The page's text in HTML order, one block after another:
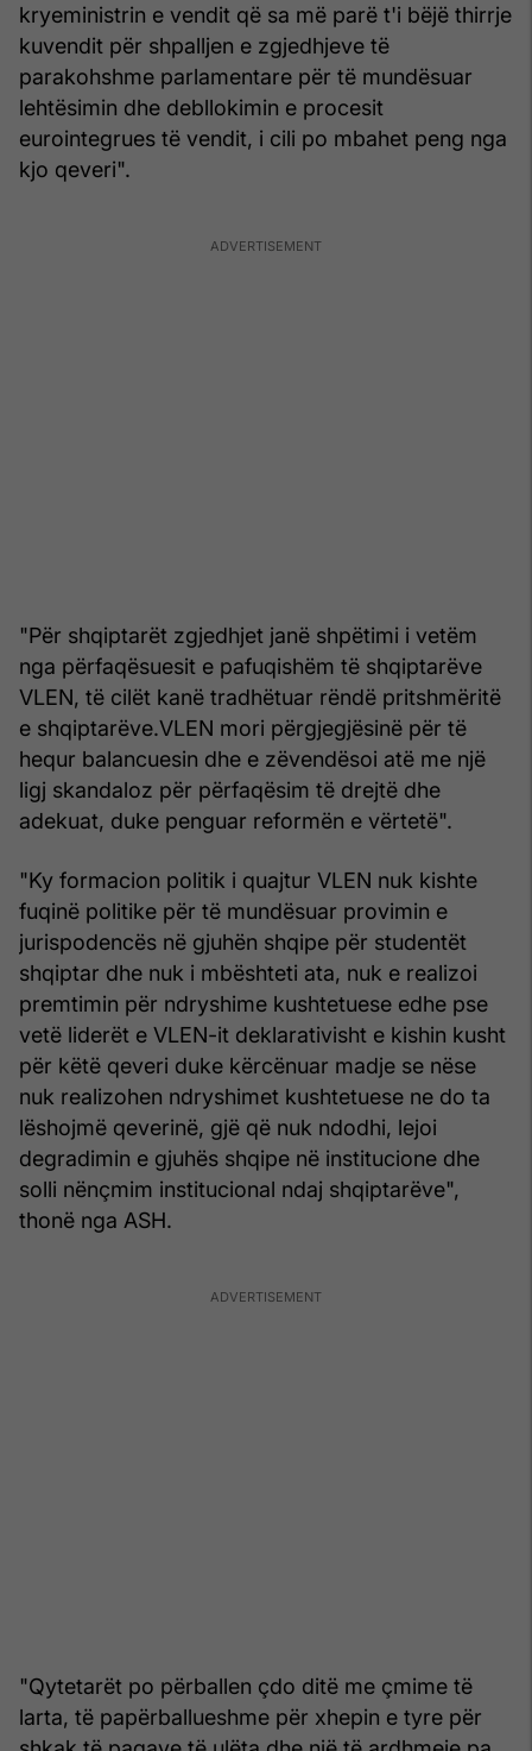
kryeministrin e vendit që sa më parë t'i bëjë thirrje
kuvendit për shpalljen e zgjedhjeve të
parakohshme parlamentare për të mundësuar
lehtësimin dhe debllokimin e procesit
eurointegrues të vendit, i cili po mbahet peng nga
kjo qeveri".
"Për shqiptarët zgjedhjet janë shpëtimi i vetëm
nga përfaqësuesit e pafuqishëm të shqiptarëve
VLEN, të cilët kanë tradhëtuar rëndë pritshmëritë
e shqiptarëve.VLEN mori përgjegjësinë për të
hequr balancuesin dhe e zëvendësoi atë me një
ligj skandaloz për përfaqësim të drejtë dhe
adekuat, duke penguar reformën e vërtetë".
"Ky formacion politik i quajtur VLEN nuk kishte
fuqinë politike për të mundësuar provimin e
jurispodencës në gjuhën shqipe për studentët
shqiptar dhe nuk i mbështeti ata, nuk e realizoi
premtimin për ndryshime kushtetuese edhe pse
vetë liderët e VLEN-it deklarativisht e kishin kusht
për këtë qeveri duke kërcënuar madje se nëse
nuk realizohen ndryshimet kushtetuese ne do ta
lëshojmë qeverinë, gjë që nuk ndodhi, lejoi
degradimin e gjuhës shqipe në institucione dhe
solli nënçmim institucional ndaj shqiptarëve",
thonë nga ASH.
"Qytetarët po përballen çdo ditë me çmime të
larta, të papërballueshme për xhepin e tyre për